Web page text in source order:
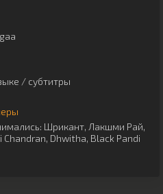
/ субтитры
Шрикант, Лакшми Рай,
Chandran, Dhwitha, Black Pandi